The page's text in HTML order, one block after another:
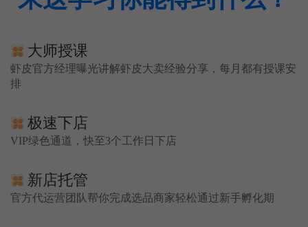
大师授课
虾皮官方经理曝光讲解虾皮大卖经验分享，每月都有授课安
排
极速下店
VIP绿色通道，快至3个工作日下店
新店托管
官方代运营团队帮你完成选品商家轻松通过新手孵化期